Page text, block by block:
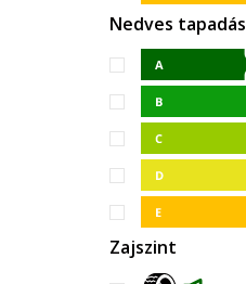
Nedves tapadás
Zajszint